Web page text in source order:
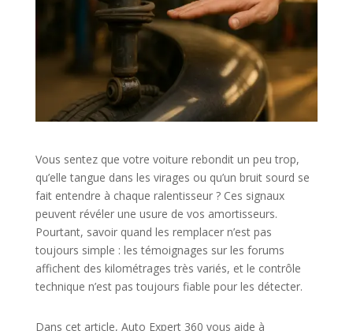
Vous sentez que votre voiture rebondit un peu trop,
qu’elle tangue dans les virages ou qu’un bruit sourd se
fait entendre à chaque ralentisseur ? Ces signaux
peuvent révéler une usure de vos amortisseurs.
Pourtant, savoir quand les remplacer n’est pas
toujours simple : les témoignages sur les forums
affichent des kilométrages très variés, et le contrôle
technique n’est pas toujours fiable pour les détecter.
Dans cet article, Auto Expert 360 vous aide à